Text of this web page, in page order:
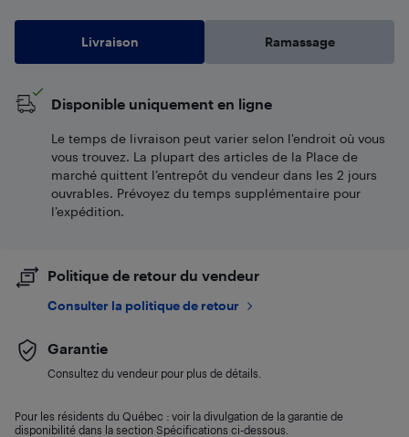
Livraison Ramassage
Disponible uniquement en ligne
Le temps de livraison peut varier selon l'endroit où vous
vous trouvez. La plupart des articles de la Place de
marché quittent l’entrepôt du vendeur dans les 2 jours
ouvrables. Prévoyez du temps supplémentaire pour
l’expédition.
Politique de retour du vendeur
Consulter la politique de retour
Garantie
Consultez du vendeur pour plus de détails.
Pour les résidents du Québec : voir la divulgation de la garantie de
disponibilité dans la section Spécifications ci-dessous.